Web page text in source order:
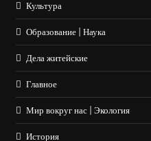
Культура
Образование | Наука
Дела житейские
Главное
Мир вокруг нас | Экология
История